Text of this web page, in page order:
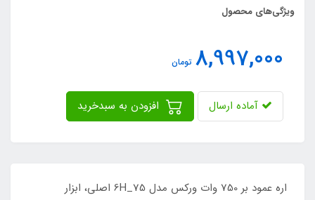
ویژگی‌های محصول
8,997,000 تومان
آماده ارسال
اره عمود بر 750 وات ورکس مدل 6H_75 اصلی، ابزار